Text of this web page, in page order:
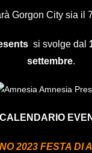
Gorgon City sia il
si svolge dal
settembre.
CALENDARIO
2023 FESTA DI